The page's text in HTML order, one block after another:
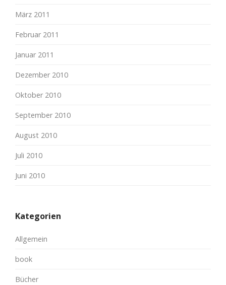
März 2011
Februar 2011
Januar 2011
Dezember 2010
Oktober 2010
September 2010
August 2010
Juli 2010
Juni 2010
Kategorien
Allgemein
book
Bücher